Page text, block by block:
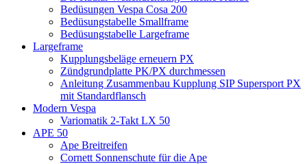
Bedüsungen Vespa Cosa 200
Bedüsungstabelle Smallframe
Bedüsungstabelle Largeframe
Largeframe
Kupplungsbeläge erneuern PX
Zündgrundplatte PK/PX durchmessen
Anleitung Zusammenbau Kupplung SIP Supersport PX
mit Standardflansch
Modern Vespa
Variomatik 2-Takt LX 50
APE 50
Ape Breitreifen
Cornett Sonnenschute für die Ape